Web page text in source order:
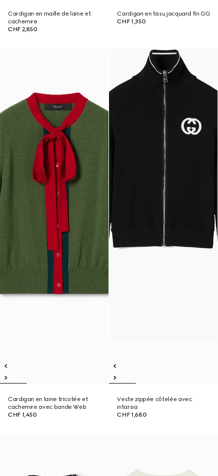
Cardigan en maille de laine et
cachemire
CHF 2,850
Cardigan en tissu jacquard fin GG
CHF 1,350
Cardigan en laine tricotée et
cachemire avec bande Web
CHF 1,450
Veste zippée côtelée avec
intarsia
CHF 1,680